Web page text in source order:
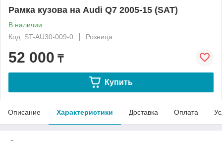
Рамка кузова на Audi Q7 2005-15 (SAT)
В наличии
Код: ST-AU30-009-0
Розница
52 000 ₸
Купить
Описание Характеристики Доставка Оплата